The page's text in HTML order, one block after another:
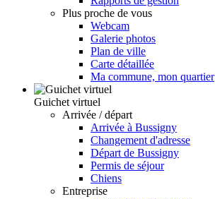
Plus proche de vous
Webcam
Galerie photos
Plan de ville
Carte détaillée
Ma commune, mon quartier
Guichet virtuel
Arrivée / départ
Arrivée à Bussigny
Changement d'adresse
Départ de Bussigny
Permis de séjour
Chiens
Entreprise